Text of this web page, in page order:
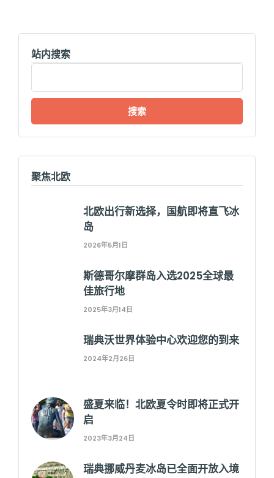
站内搜索
搜
聚焦北欧
北欧出行新选择，国航即将直飞冰
岛
2026年5月1日
斯德哥尔摩群岛入选2025全球最
佳旅行地
2025年3月14日
瑞典沃世界体验中心欢迎您的到来
2024年2月26日
盛夏来临！北欧夏令时即将正式开
启
2023年3月24日
瑞典挪威丹麦冰岛已全面开放入境